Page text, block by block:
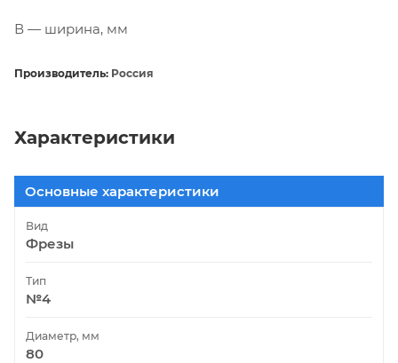
В — ширина, мм
Производитель: Россия
Характеристики
Основные характеристики
Вид
Фрезы
Тип
№4
Диаметр, мм
80